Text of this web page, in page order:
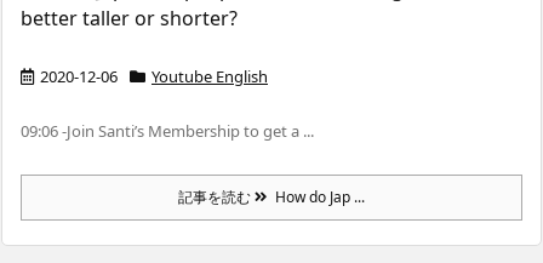
better taller or shorter?
2020-12-06 Youtube English
09:06 -Join Santi’s Membership to get a ...
記事を読む How do Jap ...